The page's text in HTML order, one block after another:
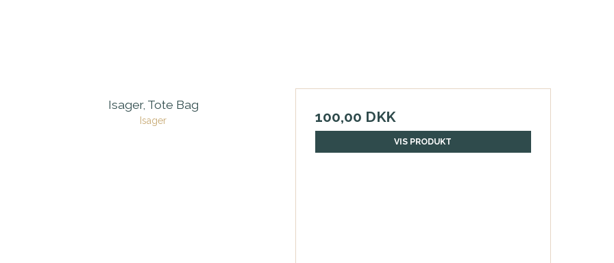
Isager, Tote Bag
Isager 100,00 DKK
VIS PRODUKT